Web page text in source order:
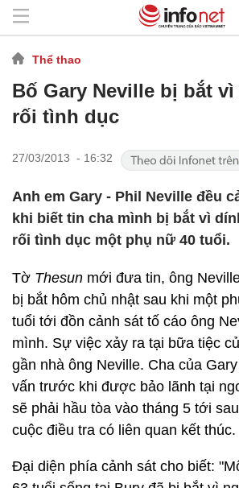
Thể thao
Bố Gary Neville bị bắt
rối tình dục
27/03/2013 - 16:32
Anh em Gary - Phil Neville đều
khi biết tin cha mình bị bắt vì
rối tình dục một phụ nữ 40 tuổi.
Tờ Thesun mới đưa tin, ông
bị bắt hôm chủ nhật sau khi một
tuổi tới đồn cảnh sát tố cáo ông
mình. Sự việc xảy ra tại bữa tiệc
gần nhà ông Neville. Cha của
vấn trước khi được bảo lãnh tại
sẽ phải hầu tòa vào tháng 5 tới
cuộc điều tra có liên quan kết thúc.
Đại diện phía cảnh sát cho biết: